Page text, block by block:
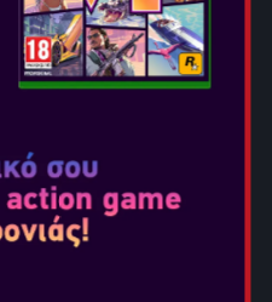
ΤΗΣ
ΣΕ
και χρησιμοποίησε
για να αποφύγεις τον
φρούρια με πολλές